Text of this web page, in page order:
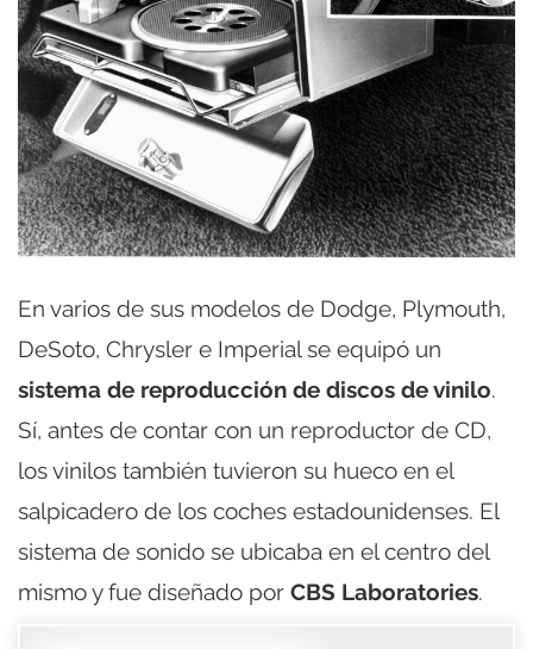
En varios de sus modelos de Dodge, Plymouth,
DeSoto, Chrysler e Imperial se equipó un
sistema de reproducción de discos de vinilo.
Sí, antes de contar con un reproductor de CD,
los vinilos también tuvieron su hueco en el
salpicadero de los coches estadounidenses. El
sistema de sonido se ubicaba en el centro del
mismo y fue diseñado por CBS Laboratories.